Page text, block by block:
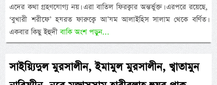
এদের কথা গ্রহণযোগ্য নয়। এরা বাতিল ফিরক্বার অন্তর্ভুক্ত। এরপরে রয়েছে,
‘বুখারী শরীফে’ হযরত ফারুক্বে আ’যম আলাইহিস সালাম থেকে বর্ণিত।
একবার কিছু ইহুদীবাকি অংশ পড়ুন...
সাইয়্যিদুল মুরসালীন, ইমামুল মুরসালীন, খ্বাতামুন